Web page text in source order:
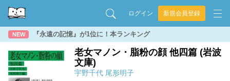
ログイン 新規会員登録
NEW 『永遠の記憶』が1位に！本ランキング
老女マノン・脂粉の顔 他四篇 (岩波
文庫)
宇野千代 尾形明子